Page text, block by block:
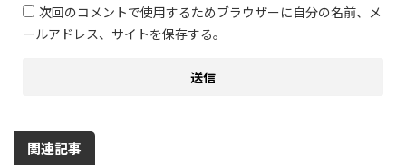
次回のコメントで使用するためブラウザーに自分の名前、メ
ールアドレス、サイトを保存する。
関連記事